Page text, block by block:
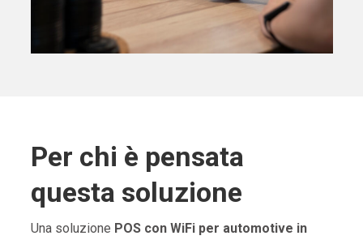
Per chi è pensata
questa soluzione
Una soluzione POS con WiFi per automotive in